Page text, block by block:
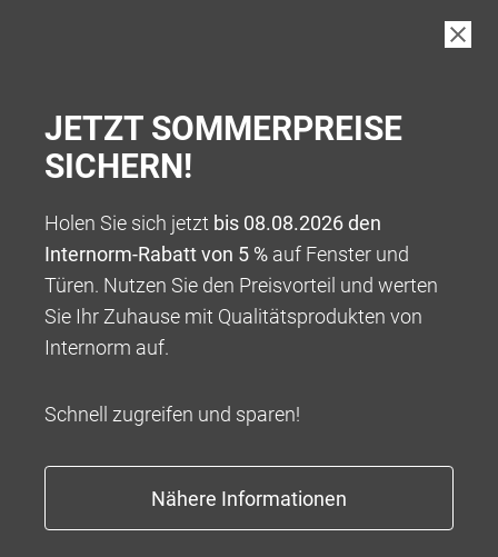
UNSERE REFERENZEN –
WOHNQUALITÄT DURCH
INDIVIDUELLE HOLZ-ALU-
FENSTER
Unser Anspruch ist es, allen Kundinnen und Kunden
Wünschen und Bedürfnissenentsprechen. Hier
bekommen Sie einen kleinen Einblick in unsere
bisherigen Projekte und die Erfahrungen anderer mit
JETZT SOMMERPREISE
SICHERN!
Holen Sie sich jetzt bis 08.08.2026 den
Internorm-Rabatt von 5 % auf Fenster und
Türen. Nutzen Sie den Preisvorteil und werten
Sie Ihr Zuhause mit Qualitätsprodukten von
Internorm auf.
Schnell zugreifen und sparen!